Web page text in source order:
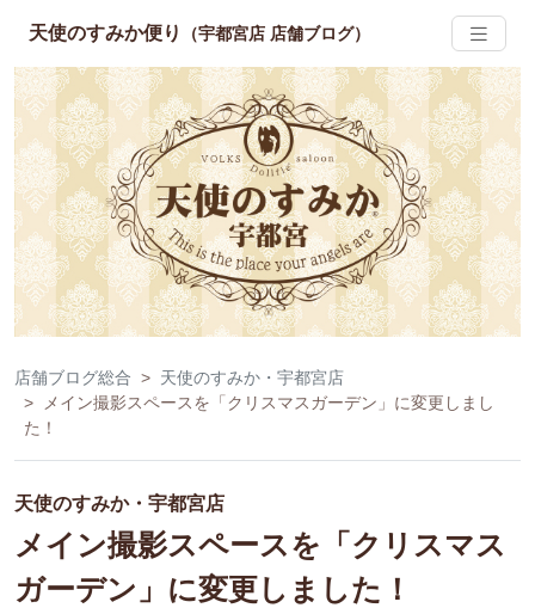
天使のすみか便り （宇都宮店 店舗ブログ）
店舗ブログ総合
天使のすみか・宇都宮店
メイン撮影スペースを「クリスマスガーデン」に変更しまし
た！
天使のすみか・宇都宮店
メイン撮影スペースを「クリスマス
ガーデン」に変更しました！